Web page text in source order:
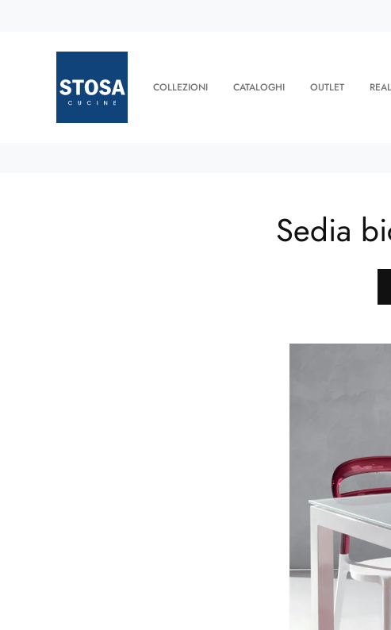
COLLEZIONI CATALOGHI OUTLET
Sedia